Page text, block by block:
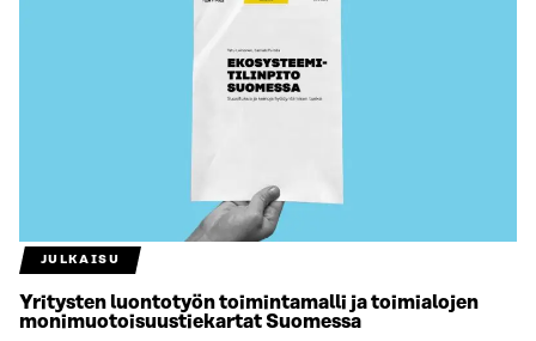
JULKAISU
Yritysten luontotyön toimintamalli ja toimialojen
monimuotoisuustiekartat Suomessa